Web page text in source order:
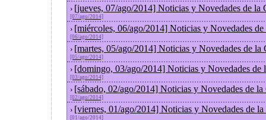
› [jueves, 07/ago/2014] Noticias y Novedades de la
[07/ago/2014]
› [miércoles, 06/ago/2014] Noticias y Novedades
[06/ago/2014]
› [martes, 05/ago/2014] Noticias y Novedades de la
[05/ago/2014]
› [domingo, 03/ago/2014] Noticias y Novedades de
[03/ago/2014]
› [sábado, 02/ago/2014] Noticias y Novedades de
[02/ago/2014]
› [viernes, 01/ago/2014] Noticias y Novedades de
[01/ago/2014]